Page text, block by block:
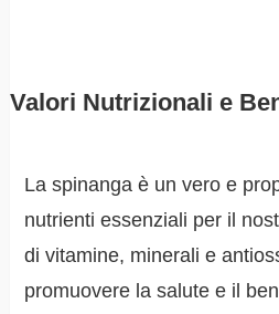
Valori Nutrizionali e
La spinanga è un vero e
nutrienti essenziali per il
di vitamine, minerali e
promuovere la salute e il